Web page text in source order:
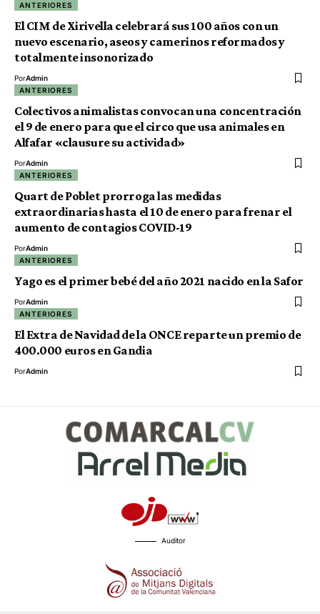
ANTERIORES
El CIM de Xirivella celebrará sus 100 años con un
nuevo escenario, aseos y camerinos reformados y
totalmente insonorizado
PorAdmin
ANTERIORES
Colectivos animalistas convocan una concentración
el 9 de enero para que el circo que usa animales en
Alfafar «clausure su actividad»
PorAdmin
ANTERIORES
Quart de Poblet prorroga las medidas
extraordinarias hasta el 10 de enero para frenar el
aumento de contagios COVID-19
PorAdmin
ANTERIORES
Yago es el primer bebé del año 2021 nacido en la Safor
PorAdmin
ANTERIORES
El Extra de Navidad de la ONCE reparte un premio de
400.000 euros en Gandia
PorAdmin
Auditor